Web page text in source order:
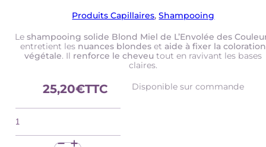
Produits Capillaires,Shampooing
Le shampooing solide Blond Miel de L’Envolée des
entretient les nuances blondes etaide à fixer la coloration
végétale. Il renforce le cheveu tout en ravivant les bases
claires.
25,20€TTC Disponible sur commande
quantité
de